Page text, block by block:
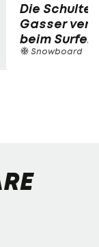
Die
Gasser
beim Surfen
Snowboard